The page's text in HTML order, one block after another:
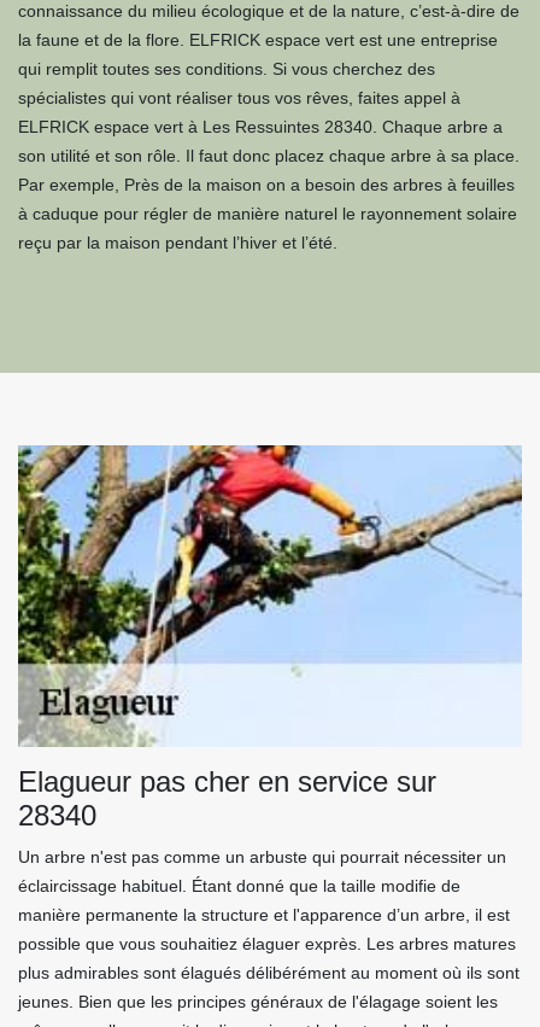
connaissance du milieu écologique et de la nature, c’est-à-dire de
la faune et de la flore. ELFRICK espace vert est une entreprise
qui remplit toutes ses conditions. Si vous cherchez des
spécialistes qui vont réaliser tous vos rêves, faites appel à
ELFRICK espace vert à Les Ressuintes 28340. Chaque arbre a
son utilité et son rôle. Il faut donc placez chaque arbre à sa place.
Par exemple, Près de la maison on a besoin des arbres à feuilles
à caduque pour régler de manière naturel le rayonnement solaire
reçu par la maison pendant l’hiver et l’été.
Elagueur pas cher en service sur
28340
Un arbre n'est pas comme un arbuste qui pourrait nécessiter un
éclaircissage habituel. Étant donné que la taille modifie de
manière permanente la structure et l'apparence d’un arbre, il est
possible que vous souhaitiez élaguer exprès. Les arbres matures
plus admirables sont élagués délibérément au moment où ils sont
jeunes. Bien que les principes généraux de l'élagage soient les